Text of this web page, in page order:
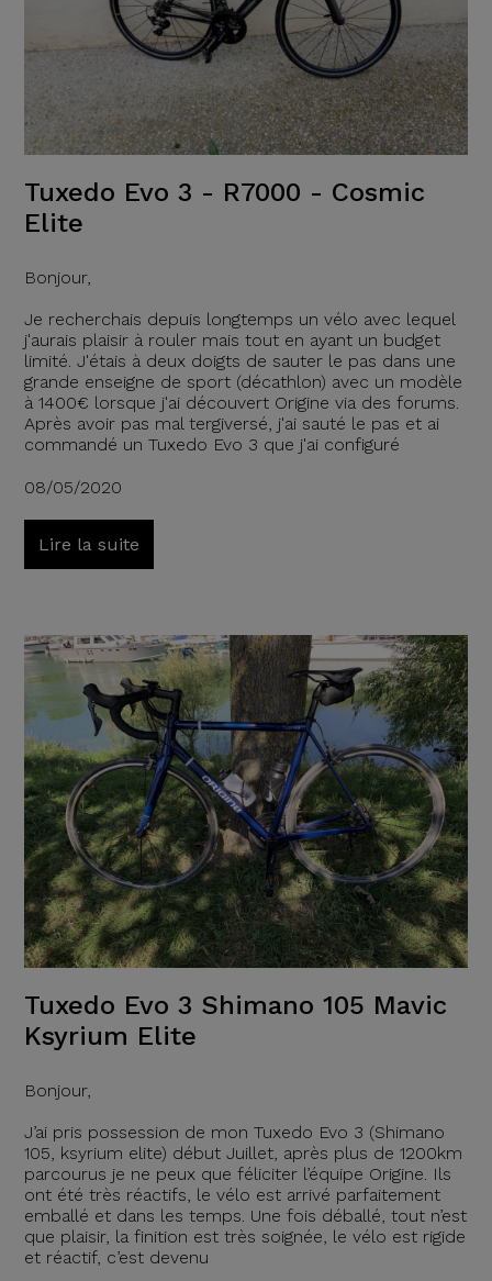
Tuxedo Evo 3 - R7000 - Cosmic
Elite
Bonjour,
Je recherchais depuis longtemps un vélo avec lequel
j'aurais plaisir à rouler mais tout en ayant un budget
limité. J'étais à deux doigts de sauter le pas dans une
grande enseigne de sport (décathlon) avec un modèle
à 1400€ lorsque j'ai découvert Origine via des forums.
Après avoir pas mal tergiversé, j'ai sauté le pas et ai
commandé un Tuxedo Evo 3 que j'ai configuré
08/05/2020
Lire la suite
Tuxedo Evo 3 Shimano 105 Mavic
Ksyrium Elite
Bonjour,
J’ai pris possession de mon Tuxedo Evo 3 (Shimano
105, ksyrium elite) début Juillet, après plus de 1200km
parcourus je ne peux que féliciter l’équipe Origine. Ils
ont été très réactifs, le vélo est arrivé parfaitement
emballé et dans les temps. Une fois déballé, tout n’est
que plaisir, la finition est très soignée, le vélo est rigide
et réactif, c’est devenu